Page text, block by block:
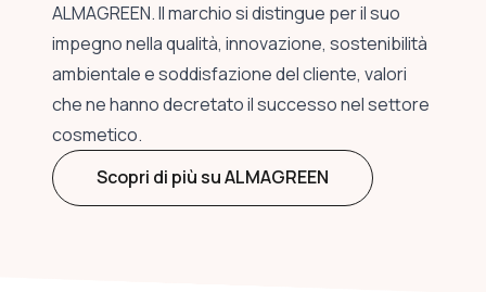
ALMAGREEN. Il marchio si distingue per il suo
impegno nella qualità, innovazione, sostenibilità
ambientale e soddisfazione del cliente, valori
che ne hanno decretato il successo nel settore
cosmetico.
Scopri di più su ALMAGREEN